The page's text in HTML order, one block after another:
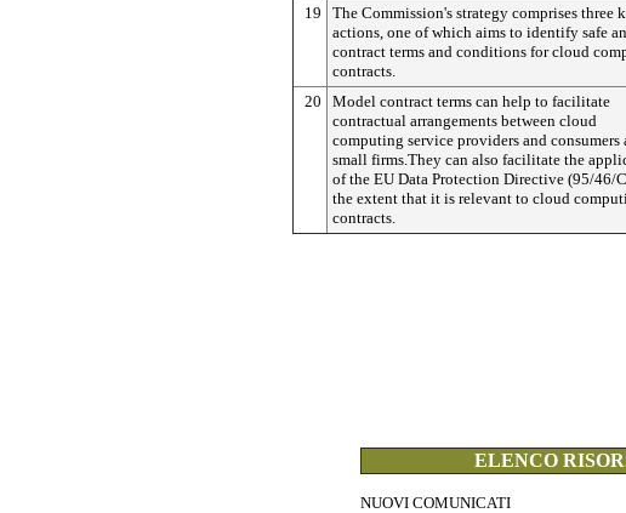
19
The Commission's strategy comprises three
actions, one of which aims to identify safe
contract terms and conditions for cloud
contracts.
20
Model contract terms can help to facilitate
contractual arrangements between cloud
computing service providers and consumers
small firms.They can also facilitate the
of the EU Data Protection Directive (95/46/
the extent that it is relevant to cloud
contracts.
ELENCO
NUOVI COMUNICATI